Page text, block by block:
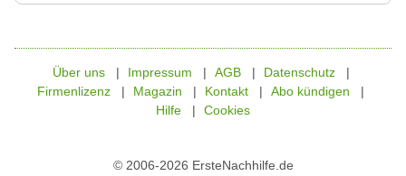
© 2006-2026 ErsteNachhilfe.de
Über uns Impressum AGB
Datenschutz
Firmenlizenz
Magazin Kontakt
Abo kündigen
Hilfe
Cookies